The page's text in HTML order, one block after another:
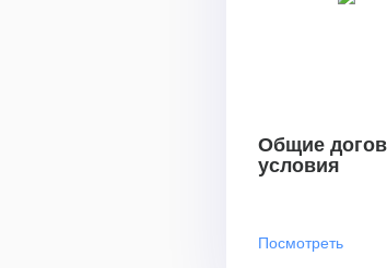
Общие
условия
Посмотреть